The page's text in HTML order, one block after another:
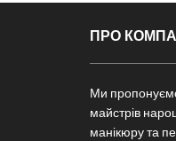
ПРО
Ми
майстрів
манікюру та